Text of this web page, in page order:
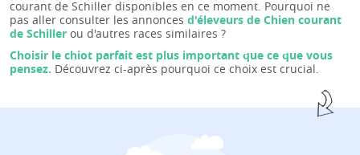
courant de Schiller disponibles en ce moment. Pourquoi ne
pas aller consulter les annonces d'éleveurs de Chien courant
de Schiller ou d'autres races similaires ?
Choisir le chiot parfait est plus important que ce que vous
pensez. Découvrez ci-après pourquoi ce choix est crucial.